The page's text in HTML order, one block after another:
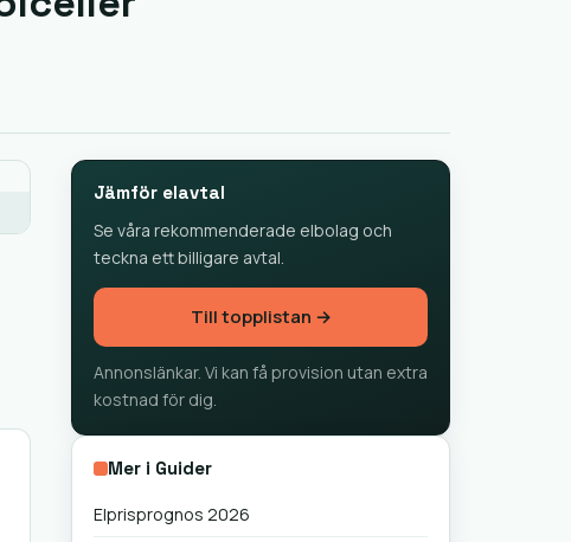
Jämför elavtal
Se våra rekommenderade elbolag och
teckna ett billigare avtal.
Till topplistan →
Annonslänkar. Vi kan få provision utan extra
kostnad för dig.
Mer i Guider
Elprisprognos 2026